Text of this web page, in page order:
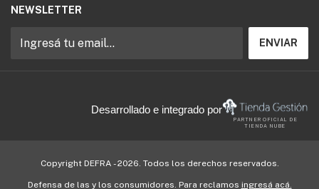
NEWSLETTER
Desarrollado e integrado por
PARTNER OFICIAL DE
TIENDA NUBE
Copyright DEFRA - 2026. Todos los derechos reservados.
Defensa de las y los consumidores. Para reclamos ingresá acá.